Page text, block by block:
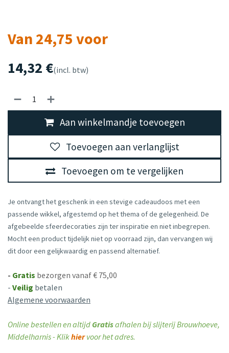
Van 24,75 voor
14,32 €(incl. btw)
Aan winkelmandje toevoegen
Toevoegen om te vergelijken
Toevoegen aan verlanglijst
Je ontvangt het geschenk in een stevige cadeaudoos met een
passende wikkel, afgestemd op het thema of de gelegenheid. De
afgebeelde sfeerdecoraties zijn ter inspiratie en niet inbegrepen.
Mocht een product tijdelijk niet op voorraad zijn, dan vervangen wij
dit door een gelijkwaardig en passend alternatief.
- Gratis bezorgen vanaf € 75,00
- Veilig betalen
Algemene voorwaarden
Online bestellen en altijd Gratisafhalen bij slijterij Brouwhoeve,
Middelharnis - Klikhiervoor het adres.